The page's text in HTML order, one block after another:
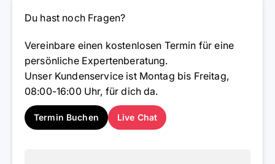
Du hast noch Fragen?
Vereinbare einen kostenlosen Termin für eine
persönliche Expertenberatung.
Unser Kundenservice ist Montag bis Freitag,
08:00-16:00 Uhr, für dich da.
Termin Buchen Live Chat